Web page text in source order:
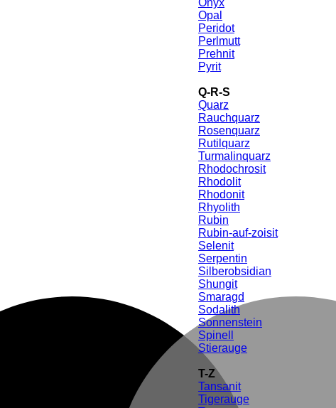
Onyx
Opal
Peridot
Perlmutt
Prehnit
Pyrit
Q-R-S
Quarz
Rauchquarz
Rosenquarz
Rutilquarz
Turmalinquarz
Rhodochrosit
Rhodolit
Rhodonit
Rhyolith
Rubin
Rubin-auf-zoisit
Selenit
Serpentin
Silberobsidian
Shungit
Smaragd
Sodalith
Sonnenstein
Spinell
Stierauge
T-Z
Tansanit
Tigerauge